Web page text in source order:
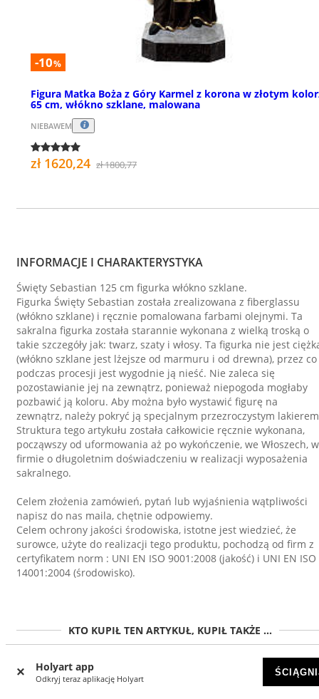
Holyart app
Odkryj teraz aplikację Holyart
-10%
Figura Matka Boża z Góry Karmel z korona w złotym
65 cm, włókno szklane, malowana
NIEBAWEM
zł 1620,24 zł 1800,77
INFORMACJE I CHARAKTERYSTYKA
Święty Sebastian 125 cm figurka włókno szklane.
Figurka Święty Sebastian została zrealizowana z fiberglassu
(włókno szklane) i ręcznie pomalowana farbami olejnymi. Ta
sakralna figurka została starannie wykonana z wielką troską o
takie szczegóły jak: twarz, szaty i włosy. Ta figurka nie jest
(włókno szklane jest lżejsze od marmuru i od drewna), przez co
podczas procesji jest wygodnie ją nieść. Nie zaleca się
pozostawianie jej na zewnątrz, ponieważ niepogoda mogłaby
pozbawić ją koloru. Aby można było wystawić figurę na
zewnątrz, należy pokryć ją specjalnym przezroczystym
Struktura tego artykułu została całkowicie ręcznie wykonana,
począwszy od uformowania aż po wykończenie, we Włoszech, w
firmie o długoletnim doświadczeniu w realizacji wyposażenia
sakralnego.
Celem złożenia zamówień, pytań lub wyjaśnienia wątpliwości
napisz do nas maila, chętnie odpowiemy.
Celem ochrony jakości środowiska, istotne jest wiedzieć, że
surowce, użyte do realizacji tego produktu, pochodzą od firm z
certyfikatem norm : UNI EN ISO 9001:2008 (jakość) i UNI EN ISO
14001:2004 (środowisko).
KTO KUPIŁ TEN ARTYKUŁ, KUPIŁ TAKŻE ...